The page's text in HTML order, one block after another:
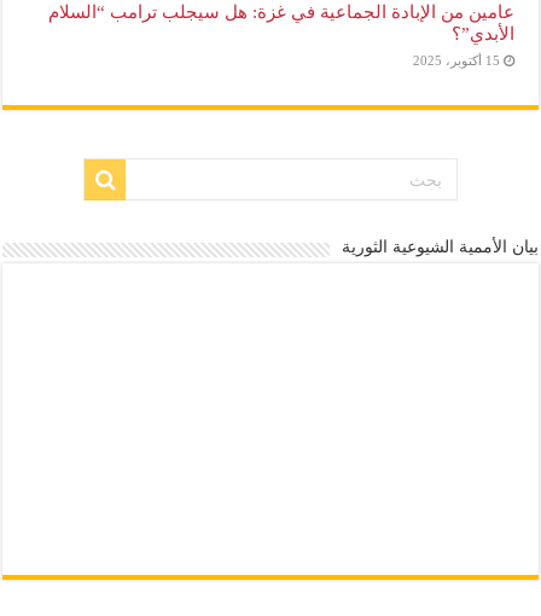
عامين من الإبادة الجماعية في غزة: هل سيجلب ترامب “السلام
الأبدي”؟
15 أكتوبر، 2025
بيان الأممية الشيوعية الثورية